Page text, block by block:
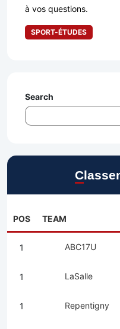
à vos questions.
SPORT-ÉTUDES
Search
POS TEAM
1 ABC17U
1 LaSalle
1 Repentigny